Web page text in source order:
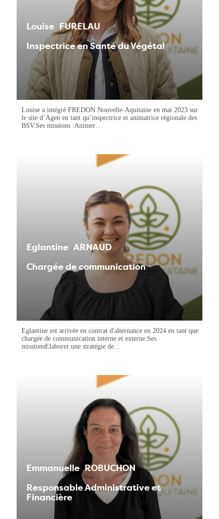
Louise FURELAU
Inspectrice en Santé du Végétal
Louise a intégré FREDON Nouvelle-Aquitaine en mai 2023 sur
le site d’Agen en tant qu’inspectrice et animatrice régionale des
BSV.Ses missions :Animer…
Eglantine ARNAUD
Chargée de communication
Eglantine est arrivée en contrat d'alternance en 2024 en tant que
chargée de communication interne et externe.Ses
missionsElaborer une stratégie de…
Emmanuelle ROBUCHON
Responsable Administrative et
Financière